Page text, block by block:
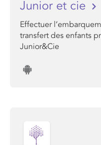
Junior et cie
Effectuer
transfert des enfants
Junior&Cie